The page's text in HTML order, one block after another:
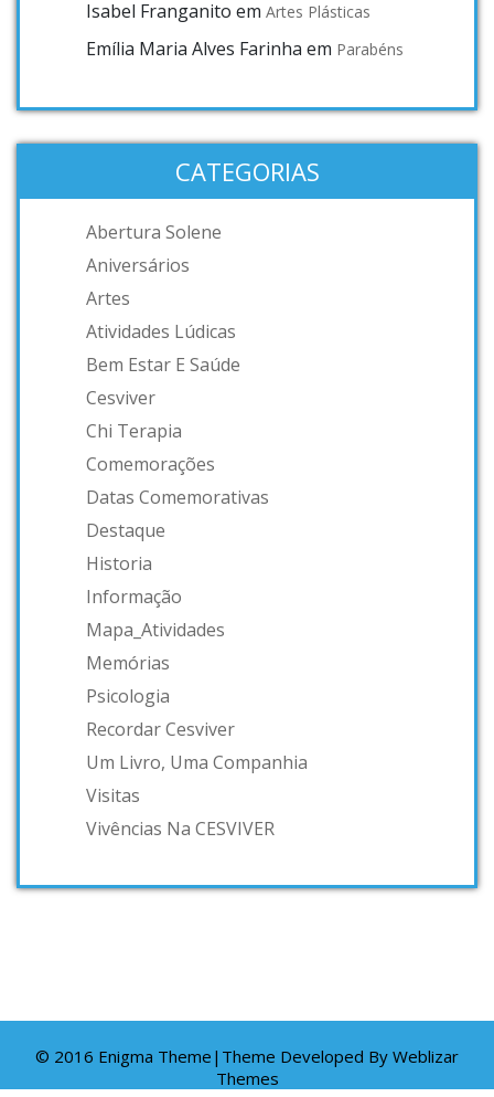
Isabel Franganito em Artes Plásticas
Emília Maria Alves Farinha em Parabéns
CATEGORIAS
Abertura Solene
Aniversários
Artes
Atividades Lúdicas
Bem Estar E Saúde
Cesviver
Chi Terapia
Comemorações
Datas Comemorativas
Destaque
Historia
Informação
Mapa_Atividades
Memórias
Psicologia
Recordar Cesviver
Um Livro, Uma Companhia
Visitas
Vivências Na CESVIVER
© 2016 Enigma Theme|Theme Developed By Weblizar
Themes